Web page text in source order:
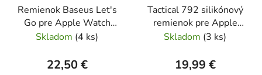
Remienok Baseus Let's
Go pre Apple Watch
38/40/41mm sivy/zlty
Skladom (4 ks)
22,50 €
Tactical 792 silikónový
remienok pre Apple
Watch 38/40/41mm
Skladom (3 ks)
19,99 €